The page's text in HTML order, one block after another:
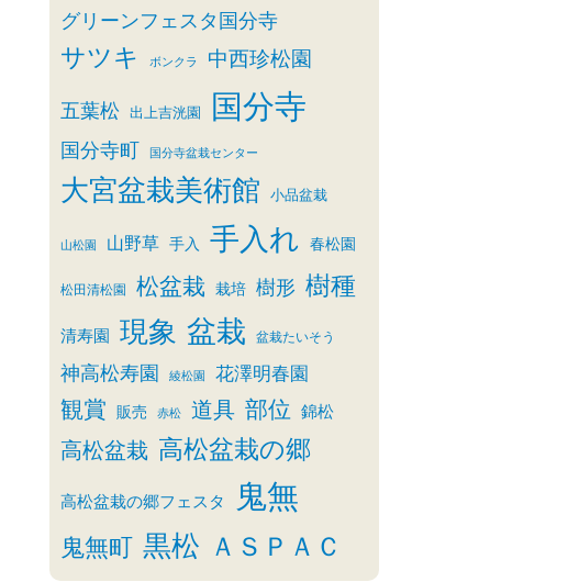
グリーンフェスタ国分寺
サツキ ボンクラ 中西珍松園
五葉松 出上吉洸園 国分寺
国分寺町 国分寺盆栽センター
大宮盆栽美術館 小品盆栽
山松園 山野草 手入 手入れ 春松園
松田清松園 松盆栽 栽培 樹形 樹種
清寿園 現象 盆栽 盆栽たいそう
神高松寿園 綾松園 花澤明春園
観賞 販売 赤松 道具 部位 錦松
高松盆栽 高松盆栽の郷
高松盆栽の郷フェスタ 鬼無
鬼無町 黒松 ＡＳＰＡＣ